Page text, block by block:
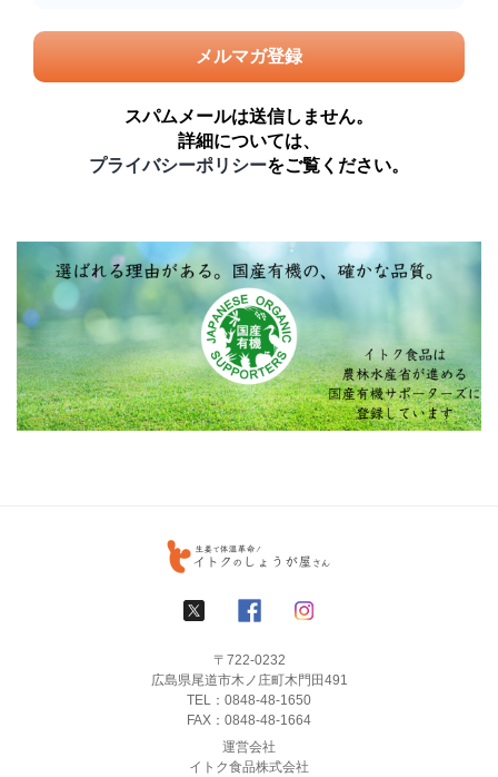
スパムメールは送信しません。
詳細については、
プライバシーポリシーをご覧ください。
〒722-0232
広島県尾道市木ノ庄町木門田491
TEL： 0848-48-1650
FAX：0848-48-1664
運営会社
イトク食品株式会社